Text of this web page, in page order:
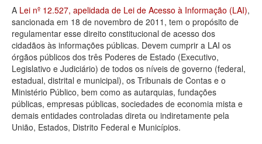
A Lei nº 12.527, apelidada de Lei de Acesso à Informação (LAI),
sancionada em 18 de novembro de 2011, tem o propósito de
regulamentar esse direito constitucional de acesso dos
cidadãos às informações públicas. Devem cumprir a LAI os
órgãos públicos dos três Poderes de Estado (Executivo,
Legislativo e Judiciário) de todos os níveis de governo (federal,
estadual, distrital e municipal), os Tribunais de Contas e o
Ministério Público, bem como as autarquias, fundações
públicas, empresas públicas, sociedades de economia mista e
demais entidades controladas direta ou indiretamente pela
União, Estados, Distrito Federal e Municípios.